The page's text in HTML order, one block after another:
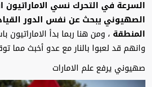
السرعة في التحرك نسي الاماراتيون
الصهيوني يبحث عن نفس الدور
المنطقة ، ومن هنا ربما بدأ الاماراتيون
وانهم قد لعبوا بالنار مع عدو أخبث مما
صهيوني يرفع علم الامارات